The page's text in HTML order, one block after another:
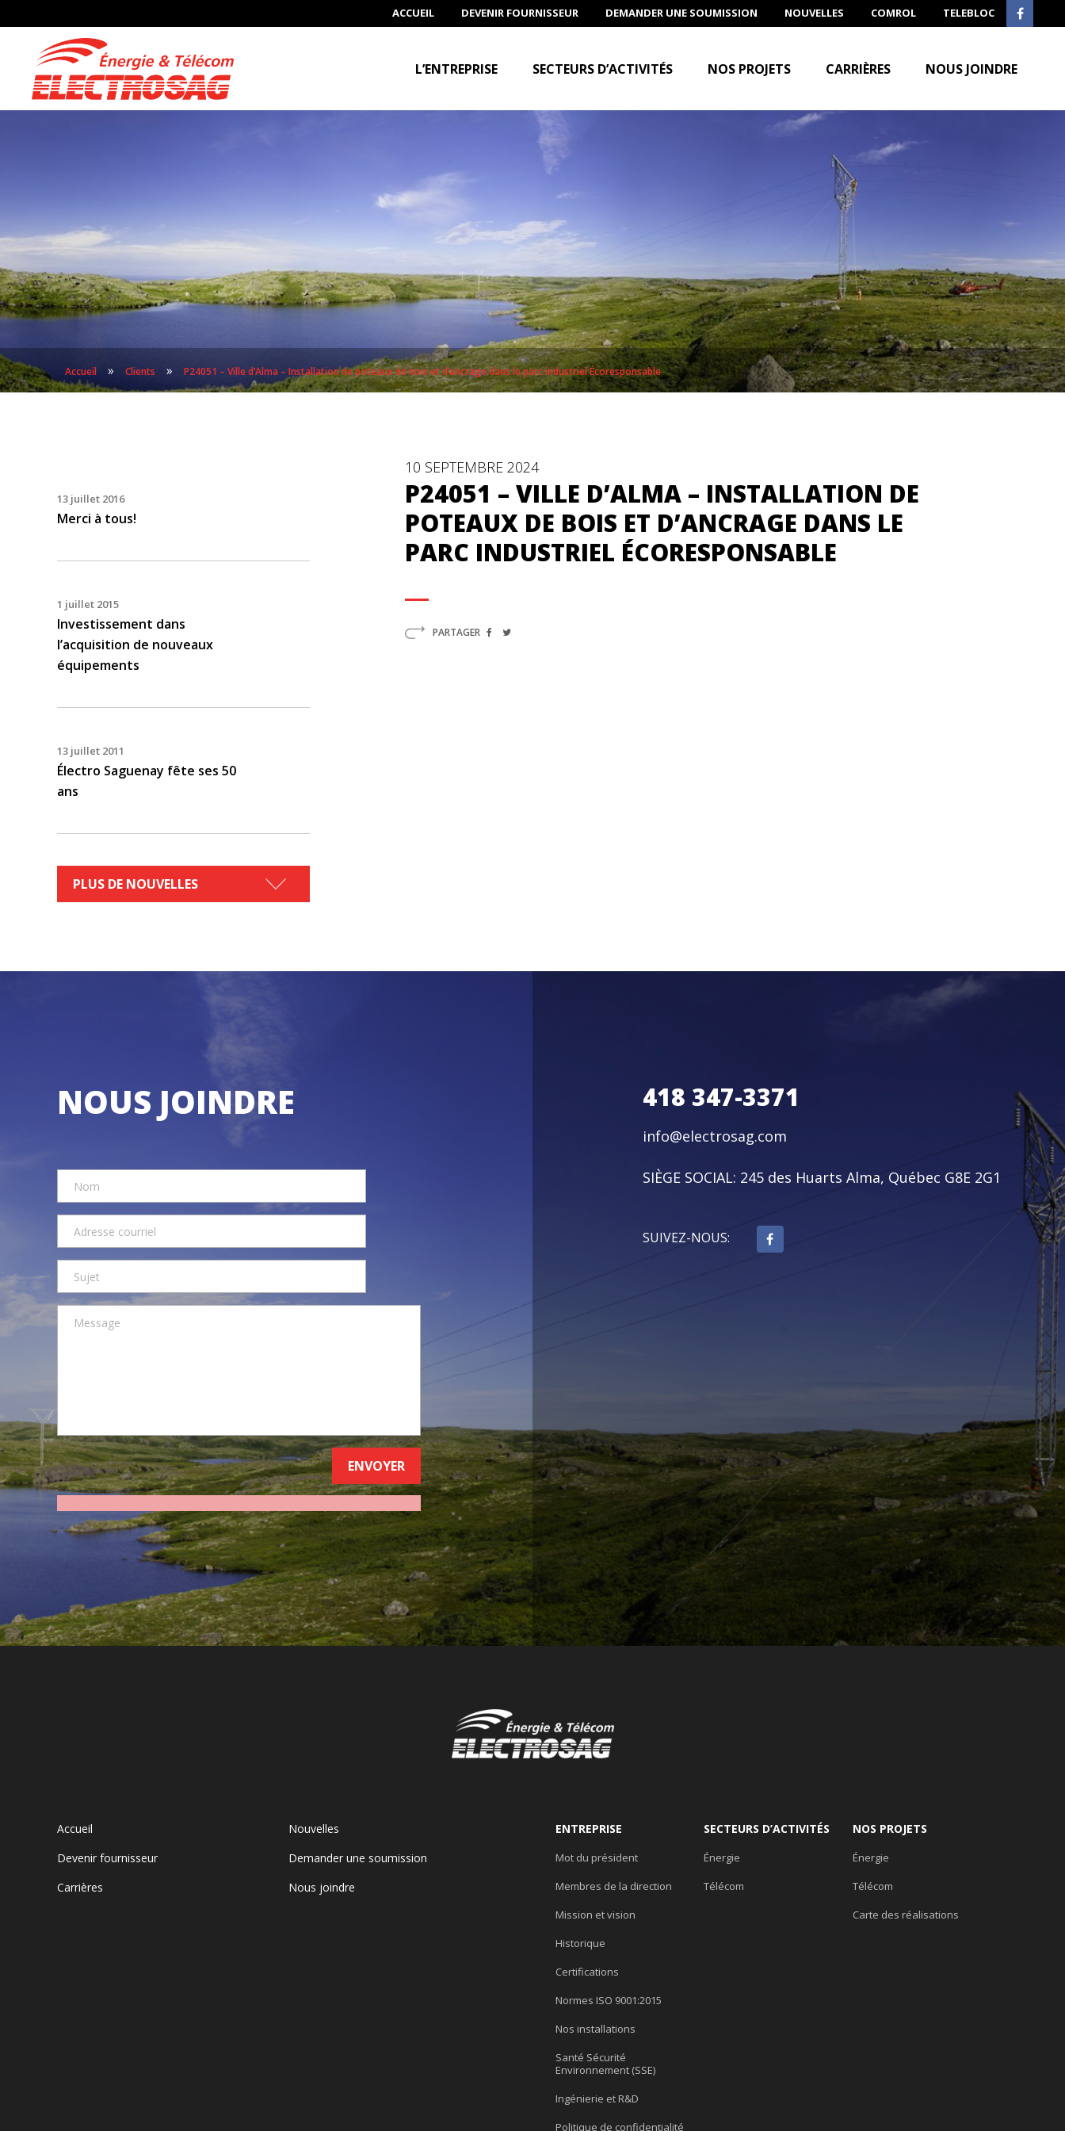
ACCUEIL DEVENIR FOURNISSEUR DEMANDER UNE SOUMISSION NOUVELLES COMROL TELEBLOC
L’ENTREPRISE SECTEURS D’ACTIVITÉS NOS PROJETS CARRIÈRES NOUS JOINDRE
Accueil » Clients » P24051 – Ville d’Alma – Installation de poteaux de bois et d’ancrage dans le parc industriel Écoresponsable
13 juillet 2016
Merci à tous!
1 juillet 2015
Investissement dans
l’acquisition de nouveaux
équipements
13 juillet 2011
Électro Saguenay fête ses 50
ans
PLUS DE NOUVELLES
10 SEPTEMBRE 2024
P24051 – VILLE D’ALMA – INSTALLATION DE
POTEAUX DE BOIS ET D’ANCRAGE DANS LE
PARC INDUSTRIEL ÉCORESPONSABLE
PARTAGER
NOUS JOINDRE 418 347-3371
info@electrosag.com
SIÈGE SOCIAL: 245 des Huarts Alma, Québec G8E 2G1
SUIVEZ-NOUS:
Accueil
Devenir fournisseur
Carrières
Nouvelles
Demander une soumission
Nous joindre
ENTREPRISE
Mot du président
Membres de la direction
Mission et vision
Historique
Certifications
Normes ISO 9001:2015
Nos installations
Santé Sécurité
Environnement (SSE)
Ingénierie et R&D
Politique de confidentialité
SECTEURS D’ACTIVITÉS
Énergie
Télécom
NOS PROJETS
Énergie
Télécom
Carte des réalisations